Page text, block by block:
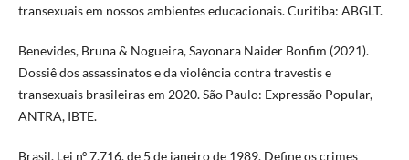
transexuais em nossos ambientes educacionais. Curitiba: ABGLT.
Benevides, Bruna & Nogueira, Sayonara Naider Bonfim (2021).
Dossiê dos assassinatos e da violência contra travestis e
transexuais brasileiras em 2020. São Paulo: Expressão Popular,
ANTRA, IBTE.
Brasil. Lei nº 7.716, de 5 de janeiro de 1989. Define os crimes